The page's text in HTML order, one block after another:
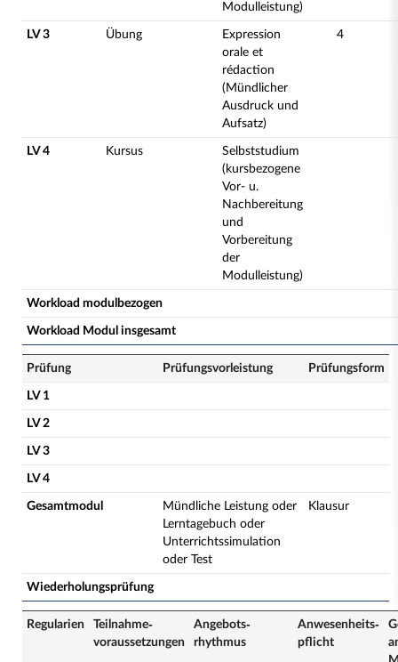
Modulleistung)
LV 3 Übung
Expression
orale et
rédaction
(Mündlicher
Ausdruck und
Aufsatz)
4
LV 4 Kursus
Selbststudium
(kursbezogene
Vor- u.
Nachbereitung
und
Vorbereitung
der
Modulleistung)
Workload modulbezogen
Workload Modul insgesamt
Prüfung Prüfungsvorleistung Prüfungsform
LV 1
LV 2
LV 3
LV 4
Gesamtmodul
Mündliche Leistung oder
Lerntagebuch oder
Unterrichtssimulation
oder Test
Klausur
Wiederholungsprüfung
Regularien
Teilnahme­
voraussetzungen
Angebots­
rhythmus
Anwesenheits­
pflicht